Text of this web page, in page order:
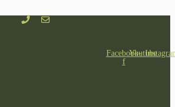
Facebook-
f
Youtube